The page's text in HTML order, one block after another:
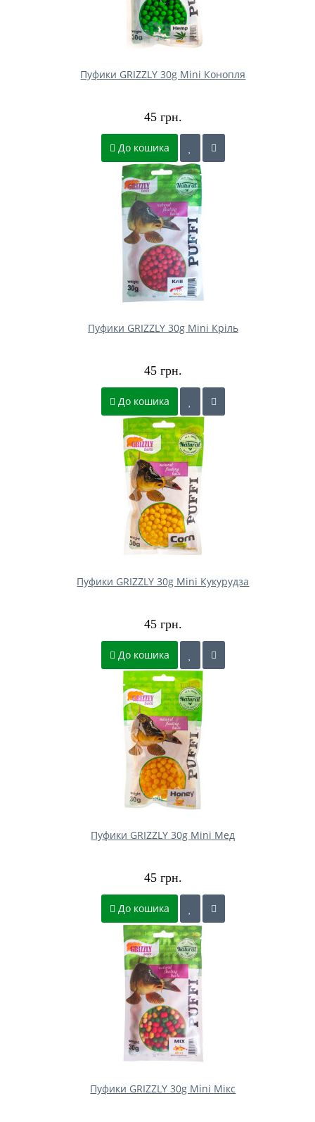
Пуфики GRIZZLY 30g Mini Конопля
45 грн.
До кошика
Пуфики GRIZZLY 30g Mini Кріль
45 грн.
До кошика
Пуфики GRIZZLY 30g Mini Кукурудза
45 грн.
До кошика
Пуфики GRIZZLY 30g Mini Мед
45 грн.
До кошика
Пуфики GRIZZLY 30g Mini Мікс